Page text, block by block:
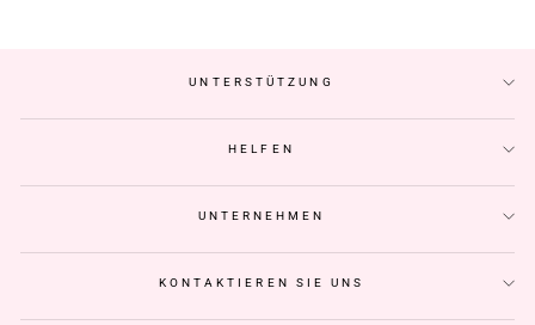
UNTERSTÜTZUNG
HELFEN
UNTERNEHMEN
KONTAKTIEREN SIE UNS